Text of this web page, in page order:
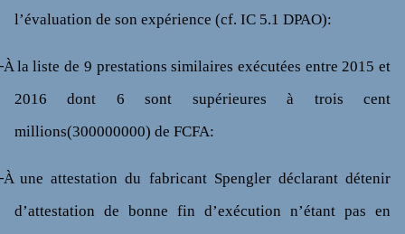
l’évaluation de son expérience (cf. IC 5.1 DPAO):
la liste de 9 prestations similaires exécutées entre 2015 et
2016 dont 6 sont supérieures à trois cent
millions(300000000) de FCFA:
une attestation du fabricant Spengler déclarant détenir
d’attestation de bonne fin d’exécution n’étant pas en